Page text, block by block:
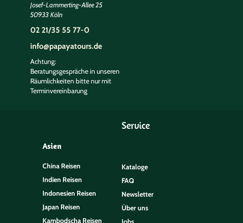
Josef-Lammerting-Allee 25
50933 Köln
02 21/35 55 77-0
info@papayatours.de
Achtung:
Beratungsgespräche in unseren
Räumlichkeiten bitte nur mit
Terminvereinbarung
Asien
China Reisen
Indien Reisen
Indonesien Reisen
Japan Reisen
Kambodscha Reisen
Service
Kataloge
FAQ
Newsletter
Über uns